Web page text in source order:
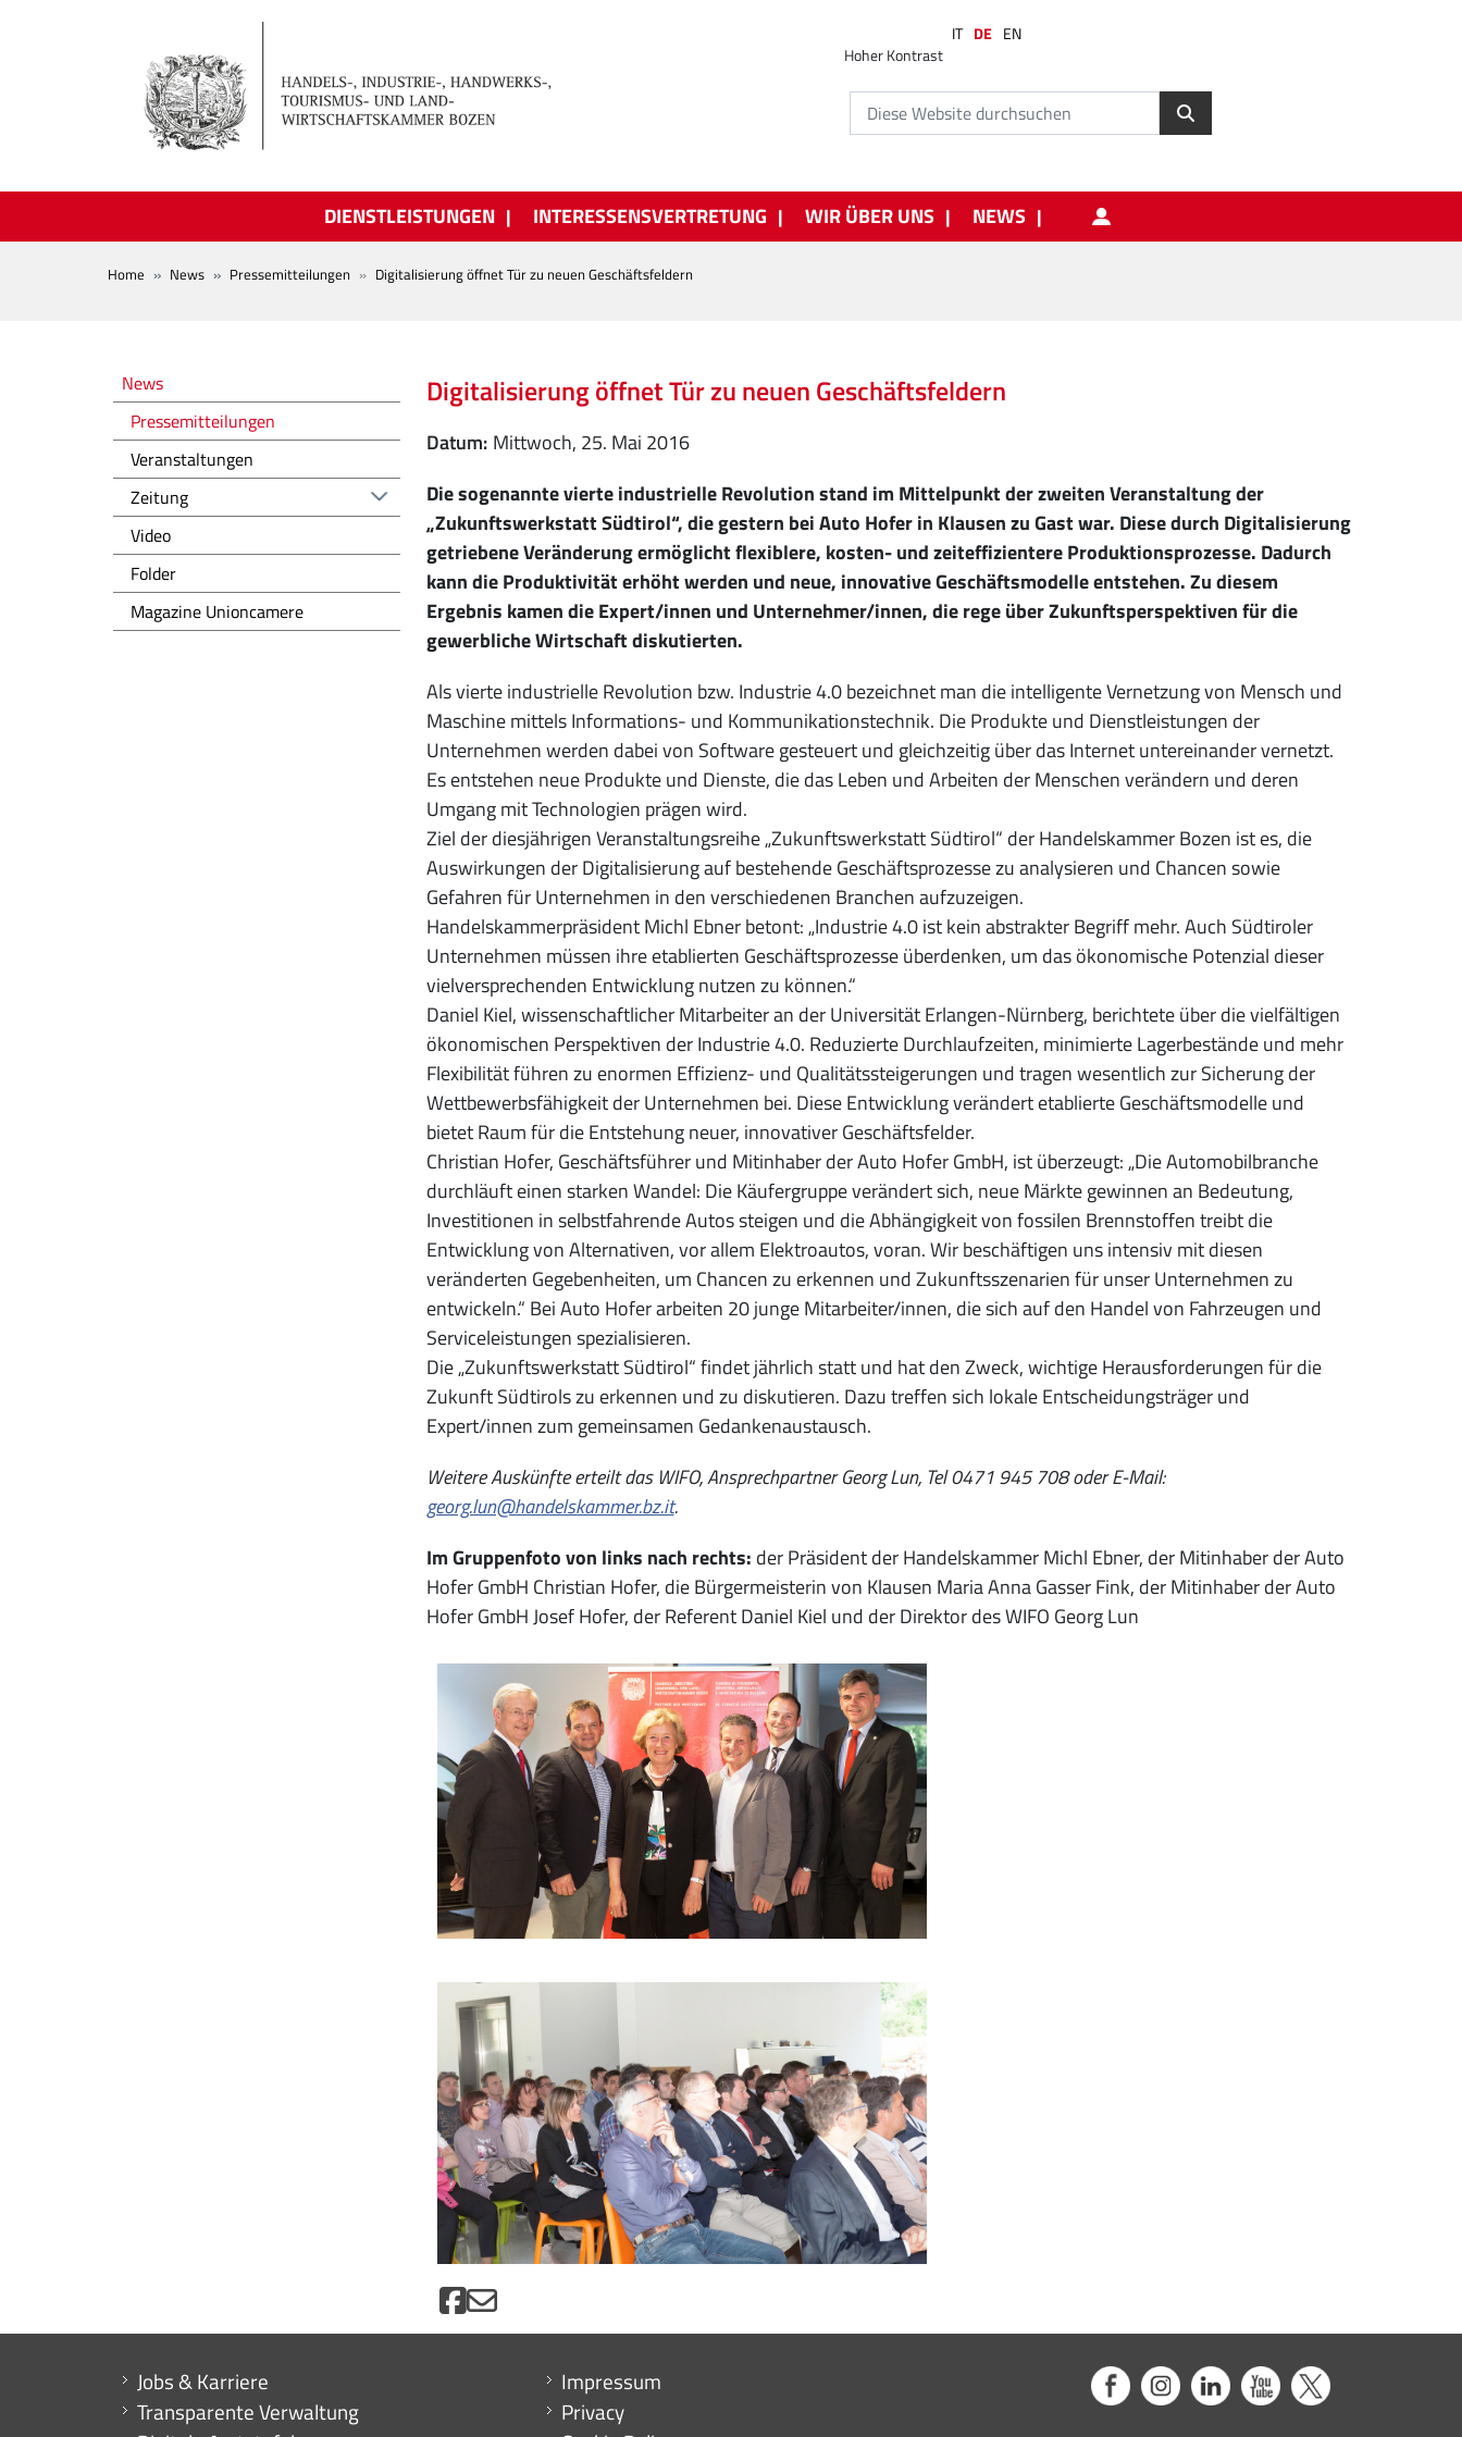
Hoher Kontrast
IT DE EN
DIENSTLEISTUNGEN INTERESSENSVERTRETUNG WIR ÜBER UNS NEWS
BREADCRUMB
Home News Pressemitteilungen Digitalisierung öffnet Tür zu neuen Geschäftsfeldern
Digitalisierung öffnet Tür zu neuen Geschäftsfeldern
Datum Mittwoch, 25. Mai 2016
Die sogenannte vierte industrielle Revolution stand im Mittelpunkt der zweiten Veranstaltung der
„Zukunftswerkstatt Südtirol“, die gestern bei Auto Hofer in Klausen zu Gast war. Diese durch Digitalisierung
getriebene Veränderung ermöglicht flexiblere, kosten- und zeiteffizientere Produktionsprozesse. Dadurch
kann die Produktivität erhöht werden und neue, innovative Geschäftsmodelle entstehen. Zu diesem
Ergebnis kamen die Expert/innen und Unternehmer/innen, die rege über Zukunftsperspektiven für die
gewerbliche Wirtschaft diskutierten.
Als vierte industrielle Revolution bzw. Industrie 4.0 bezeichnet man die intelligente Vernetzung von Mensch und
Maschine mittels Informations- und Kommunikationstechnik. Die Produkte und Dienstleistungen der
Unternehmen werden dabei von Software gesteuert und gleichzeitig über das Internet untereinander vernetzt.
Es entstehen neue Produkte und Dienste, die das Leben und Arbeiten der Menschen verändern und deren
Umgang mit Technologien prägen wird.
Ziel der diesjährigen Veranstaltungsreihe „Zukunftswerkstatt Südtirol“ der Handelskammer Bozen ist es, die
Auswirkungen der Digitalisierung auf bestehende Geschäftsprozesse zu analysieren und Chancen sowie
Gefahren für Unternehmen in den verschiedenen Branchen aufzuzeigen.
Handelskammerpräsident Michl Ebner betont: „Industrie 4.0 ist kein abstrakter Begriff mehr. Auch Südtiroler
Unternehmen müssen ihre etablierten Geschäftsprozesse überdenken, um das ökonomische Potenzial dieser
vielversprechenden Entwicklung nutzen zu können.“
Daniel Kiel, wissenschaftlicher Mitarbeiter an der Universität Erlangen-Nürnberg, berichtete über die vielfältigen
ökonomischen Perspektiven der Industrie 4.0. Reduzierte Durchlaufzeiten, minimierte Lagerbestände und mehr
Flexibilität führen zu enormen Effizienz- und Qualitätssteigerungen und tragen wesentlich zur Sicherung der
Wettbewerbsfähigkeit der Unternehmen bei. Diese Entwicklung verändert etablierte Geschäftsmodelle und
bietet Raum für die Entstehung neuer, innovativer Geschäftsfelder.
Christian Hofer, Geschäftsführer und Mitinhaber der Auto Hofer GmbH, ist überzeugt: „Die Automobilbranche
durchläuft einen starken Wandel: Die Käufergruppe verändert sich, neue Märkte gewinnen an Bedeutung,
Investitionen in selbstfahrende Autos steigen und die Abhängigkeit von fossilen Brennstoffen treibt die
Entwicklung von Alternativen, vor allem Elektroautos, voran. Wir beschäftigen uns intensiv mit diesen
veränderten Gegebenheiten, um Chancen zu erkennen und Zukunftsszenarien für unser Unternehmen zu
entwickeln.“ Bei Auto Hofer arbeiten 20 junge Mitarbeiter/innen, die sich auf den Handel von Fahrzeugen und
Serviceleistungen spezialisieren.
Die „Zukunftswerkstatt Südtirol“ findet jährlich statt und hat den Zweck, wichtige Herausforderungen für die
Zukunft Südtirols zu erkennen und zu diskutieren. Dazu treffen sich lokale Entscheidungsträger und
Expert/innen zum gemeinsamen Gedankenaustausch.
Weitere Auskünfte erteilt das WIFO, Ansprechpartner Georg Lun, Tel 0471 945 708 oder E-Mail:
georg.lun@handelskammer.bz.it.
Im Gruppenfoto von links nach rechts: der Präsident der Handelskammer Michl Ebner, der Mitinhaber der Auto
Hofer GmbH Christian Hofer, die Bürgermeisterin von Klausen Maria Anna Gasser Fink, der Mitinhaber der Auto
Hofer GmbH Josef Hofer, der Referent Daniel Kiel und der Direktor des WIFO Georg Lun
Novità
News
Pressemitteilungen
Veranstaltungen
Zeitung
Video
Folder
Magazine Unioncamere
Mini menu di servizio
Jobs & Karriere
Transparente Verwaltung
Menu footer
Impressum
Privacy